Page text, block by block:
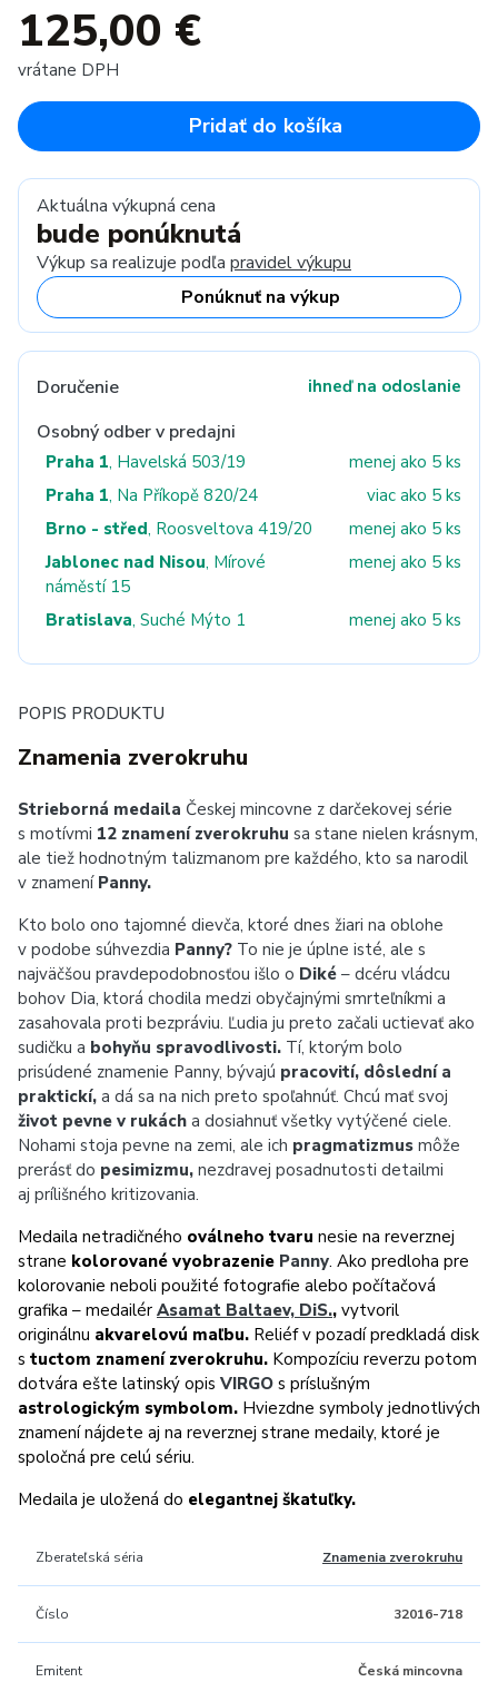
125,00 €
vrátane DPH
Pridať do košíka
Aktuálna výkupná cena
bude ponúknutá
Výkup sa realizuje podľa pravidel výkupu
Ponúknuť na výkup
Doručenie ihneď na odoslanie
Osobný odber v predajni
Praha 1, Havelská 503/19
menej ako 5 ks
Praha 1, Na Příkopě 820/24
viac ako 5 ks
Brno - střed, Roosveltova 419/20
menej ako 5 ks
Jablonec nad Nisou, Mírové
náměstí 15
menej ako 5 ks
Bratislava, Suché Mýto 1 menej ako 5 ks
POPIS PRODUKTU
Znamenia zverokruhu
Strieborná medaila Českej mincovne z darčekovej série
s motívmi 12 znamení zverokruhu sa stane nielen krásnym,
ale tiež hodnotným talizmanom pre každého, kto sa narodil
v znamení Panny.
Kto bolo ono tajomné dievča, ktoré dnes žiari na oblohe
v podobe súhvezdia Panny? To nie je úplne isté, ale s
najväčšou pravdepodobnosťou išlo o Diké – dcéru vládcu
bohov Dia, ktorá chodila medzi obyčajnými smrteľníkmi a
zasahovala proti bezpráviu. Ľudia ju preto začali uctievať ako
sudičku a bohyňu spravodlivosti. Tí, ktorým bolo
prisúdené znamenie Panny, bývajú pracovití, dôslední a
praktickí, a dá sa na nich preto spoľahnúť. Chcú mať svoj
život pevne v rukách a dosiahnuť všetky vytýčené ciele.
Nohami stoja pevne na zemi, ale ich pragmatizmus môže
prerásť do pesimizmu, nezdravej posadnutosti detailmi
aj prílišného kritizovania.
Medaila netradičného oválneho tvaru nesie na reverznej
strane kolorované vyobrazenie Panny. Ako predloha pre
kolorovanie neboli použité fotografie alebo počítačová
grafika – medailér Asamat Baltaev, DiS., vytvoril
originálnu akvarelovú maľbu. Reliéf v pozadí predkladá disk
s tuctom znamení zverokruhu. Kompozíciu reverzu potom
dotvára ešte latinský opis VIRGO s príslušným
astrologickým symbolom. Hviezdne symboly jednotlivých
znamení nájdete aj na reverznej strane medaily, ktoré je
spoločná pre celú sériu.
Medaila je uložená do elegantnej škatuľky.
Zberateľská séria Znamenia zverokruhu
Číslo 32016-718
Emitent Česká mincovna